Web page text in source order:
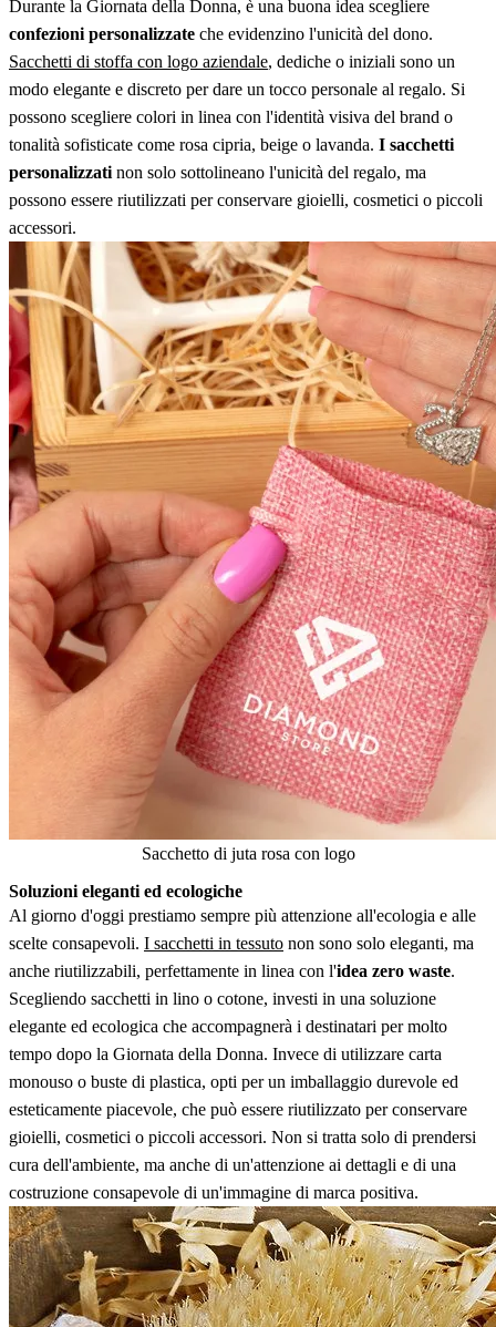
Durante la Giornata della Donna, è una buona idea scegliere
confezioni personalizzate che evidenzino l'unicità del dono.
Sacchetti di stoffa con logo aziendale, dediche o iniziali sono un
modo elegante e discreto per dare un tocco personale al regalo. Si
possono scegliere colori in linea con l'identità visiva del brand o
tonalità sofisticate come rosa cipria, beige o lavanda. I sacchetti
personalizzati non solo sottolineano l'unicità del regalo, ma
possono essere riutilizzati per conservare gioielli, cosmetici o piccoli
accessori.
Sacchetto di juta rosa con logo
Soluzioni eleganti ed ecologiche
Al giorno d'oggi prestiamo sempre più attenzione all'ecologia e alle
scelte consapevoli. I sacchetti in tessuto non sono solo eleganti, ma
anche riutilizzabili, perfettamente in linea con l'idea zero waste.
Scegliendo sacchetti in lino o cotone, investi in una soluzione
elegante ed ecologica che accompagnerà i destinatari per molto
tempo dopo la Giornata della Donna. Invece di utilizzare carta
monouso o buste di plastica, opti per un imballaggio durevole ed
esteticamente piacevole, che può essere riutilizzato per conservare
gioielli, cosmetici o piccoli accessori. Non si tratta solo di prendersi
cura dell'ambiente, ma anche di un'attenzione ai dettagli e di una
costruzione consapevole di un'immagine di marca positiva.